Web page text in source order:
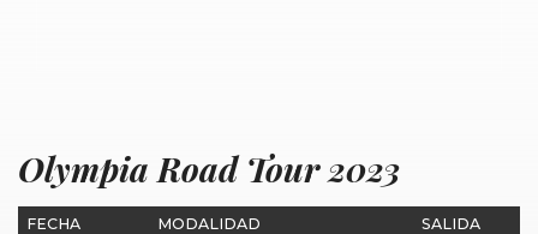
Olympia Road Tour 2023
FECHA MODALIDAD
SALIDA